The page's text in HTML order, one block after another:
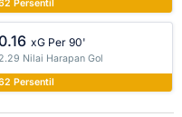
Persentil
xG Per 90'
Nilai Harapan Gol
Persentil